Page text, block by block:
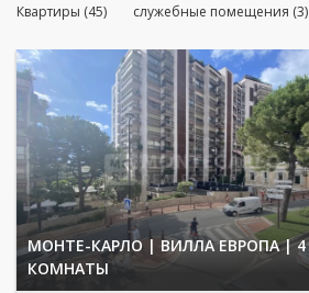
Квартиры (45) служебные помещения (3)
МОНТЕ-КАРЛО | ВИЛЛА ЕВРОПА | 4
КОМНАТЫ